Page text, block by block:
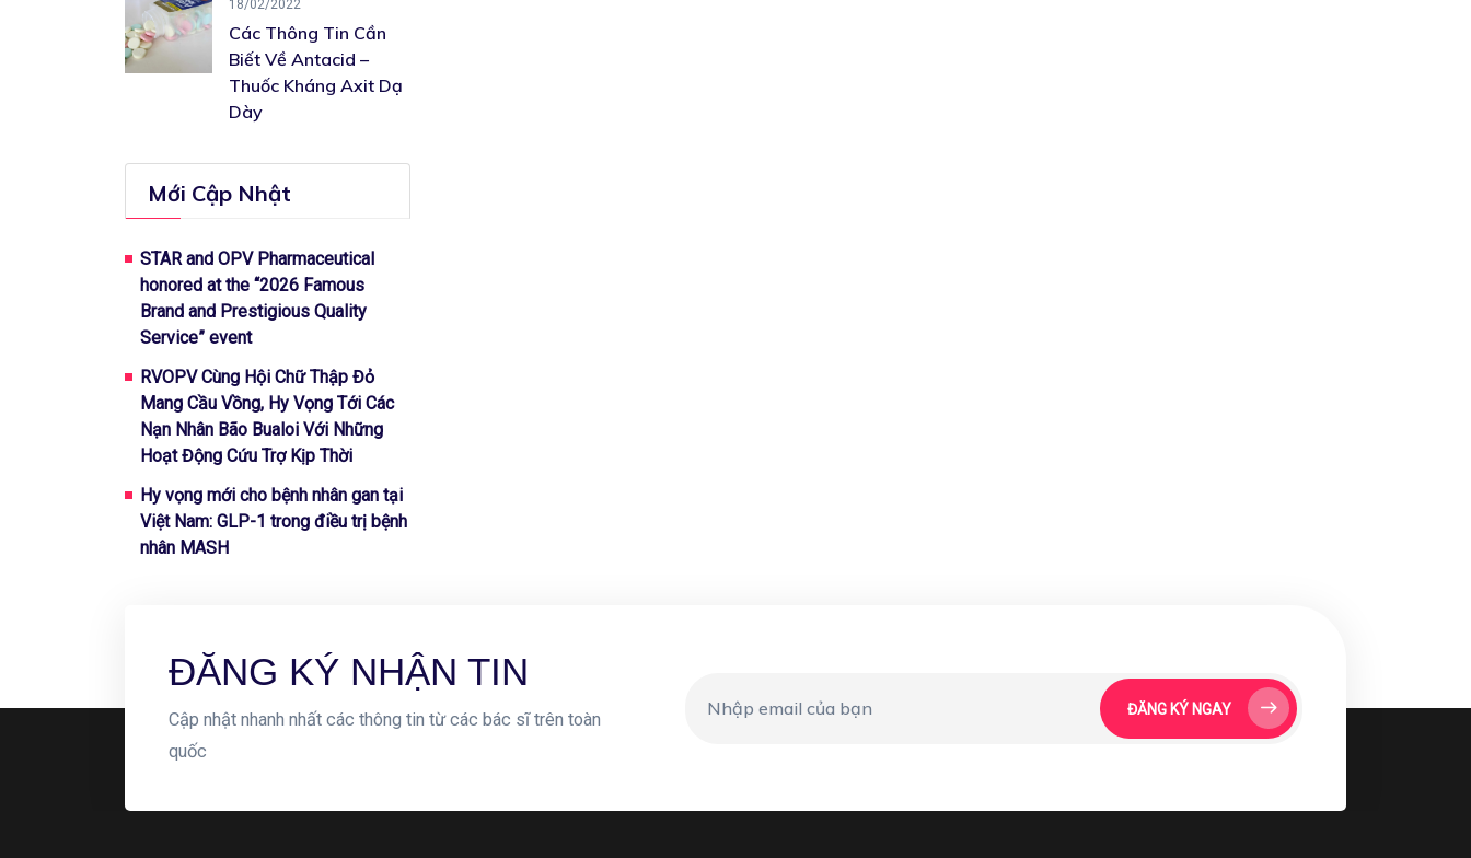
18/02/2022
Các Thông Tin Cần
Biết Về Antacid –
Thuốc Kháng Axit Dạ
Dày
Mới Cập Nhật
STAR and OPV Pharmaceutical
honored at the “2026 Famous
Brand and Prestigious Quality
Service” event
RVOPV Cùng Hội Chữ Thập Đỏ
Mang Cầu Vồng, Hy Vọng Tới Các
Nạn Nhân Bão Bualoi Với Những
Hoạt Động Cứu Trợ Kịp Thời
Hy vọng mới cho bệnh nhân gan tại
Việt Nam: GLP-1 trong điều trị bệnh
nhân MASH
ĐĂNG KÝ NHẬN TIN
Cập nhật nhanh nhất các thông tin từ các bác sĩ trên toàn
quốc
ĐĂNG KÝ NGAY